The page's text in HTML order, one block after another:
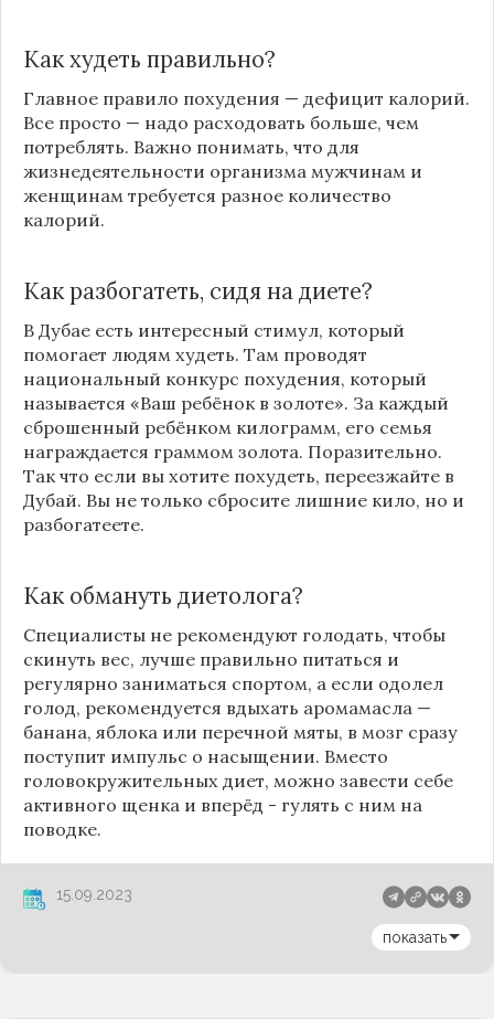
Как худеть правильно?
Главное правило похудения — дефицит калорий.
Все просто — надо расходовать больше, чем
потреблять. Важно понимать, что для
жизнедеятельности организма мужчинам и
женщинам требуется разное количество
калорий.
Как разбогатеть, сидя на диете?
В Дубае есть интересный стимул, который
помогает людям худеть. Там проводят
национальный конкурс похудения, который
называется «Ваш ребёнок в золоте». За каждый
сброшенный ребёнком килограмм, его семья
награждается граммом золота. Поразительно.
Так что если вы хотите похудеть, переезжайте в
Дубай. Вы не только сбросите лишние кило, но и
разбогатеете.
Как обмануть диетолога?
Специалисты не рекомендуют голодать, чтобы
скинуть вес, лучше правильно питаться и
регулярно заниматься спортом, а если одолел
голод, рекомендуется вдыхать аромамасла —
банана, яблока или перечной мяты, в мозг сразу
поступит импульс о насыщении. Вместо
головокружительных диет, можно завести себе
активного щенка и вперёд - гулять с ним на
поводке.
15.09.2023
показать